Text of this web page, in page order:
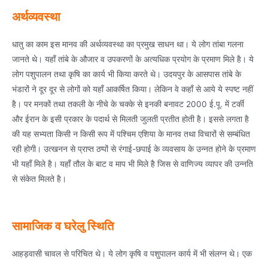
अर्थव्यवस्था
धातु का काम इस मानव की अर्थव्यवस्था का प्रमुख साधन था। ये लोग तांबा गलना
जानते थे। यहाँ तांबे के औजार व उपकरणों के अत्यधिक प्रयोग के प्रमाण मिले है। ये
लोग पशुपालन तथा कृषि का कार्य भी किया करते थे। उदयपुर के आसपास तांबे के
भंडारों ने दूर दूर से लोगों को यहाँ आकर्षित किया। लेकिन वे कहाँ से आये ये स्पष्ट नहीं
है। पर मनकों तथा तकली के नीचे के चक्के से इनकी बनावट 2000 ई.पू. में टर्की
और ईरान के इसी प्रकार के पदार्थ से मिलती जुलती प्रतीत होती है। इससे लगता है
की यह सभ्यता किसी न किसी रूप में पश्चिम एशिया के मानव तथा विचारों से सम्बंधित
रही होगी। उत्खनन से प्राप्त ठप्पों से रंगाई-छपाई के व्यवसाय के उन्नत होने के प्रमाण
भी यहाँ मिले है। यहाँ तौल के बाट व माप भी मिले है जिस से वाणिज्य व्यापर की उन्नति
से संकेत मिलते है।
सामाजिक व घरेलु स्थिति
आहड़वासी चावल से परिचित थे। ये लोग कृषि व पशुपालन कार्य में भी संलग्न थे। एक